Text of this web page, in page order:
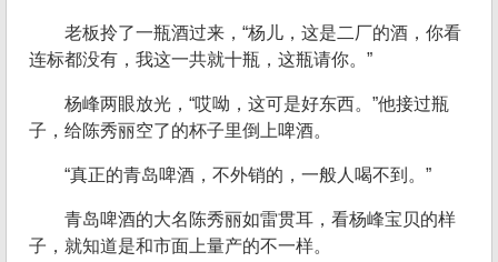
老板拎了一瓶酒过来，“杨儿，这是二厂的酒，你看
连标都没有，我这一共就十瓶，这瓶请你。”
杨峰两眼放光，“哎呦，这可是好东西。”他接过瓶
子，给陈秀丽空了的杯子里倒上啤酒。
“真正的青岛啤酒，不外销的，一般人喝不到。”
青岛啤酒的大名陈秀丽如雷贯耳，看杨峰宝贝的样
子，就知道是和市面上量产的不一样。